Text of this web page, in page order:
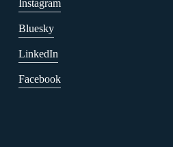
Instagram
Bluesky
LinkedIn
Facebook